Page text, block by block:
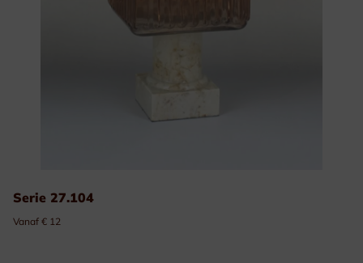
Serie 27.104
Vanaf € 12